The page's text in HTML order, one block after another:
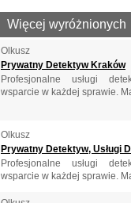
Więcej wyróżnionych
Olkusz
Prywatny Detektyw Kraków
Profesjonalne usługi
wsparcie w każdej sprawie.
Olkusz
Prywatny Detektyw, Usługi
Profesjonalne usługi
wsparcie w każdej sprawie.